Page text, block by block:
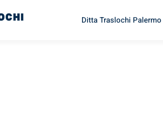
Ditta Traslochi Palermo